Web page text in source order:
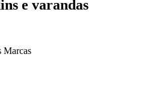
e varandas
Marcas